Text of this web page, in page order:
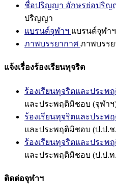
ชื่อปริญญา อักษรย่อปริญ
ปริญญา
แบรนด์จุฬาฯ แบรนด์จุฬาฯ
ภาพบรรยากาศ ภาพบรร
แจ้งเรื่องร้องเรียนทุจริต
ร้องเรียนทุจริตและประพ
และประพฤติมิชอบ (จุฬาฯ
ร้องเรียนทุจริตและประพ
และประพฤติมิชอบ (ป.ป.ช
ร้องเรียนทุจริตและประพ
และประพฤติมิชอบ (ป.ป.ท
ติดต่อจุฬาฯ